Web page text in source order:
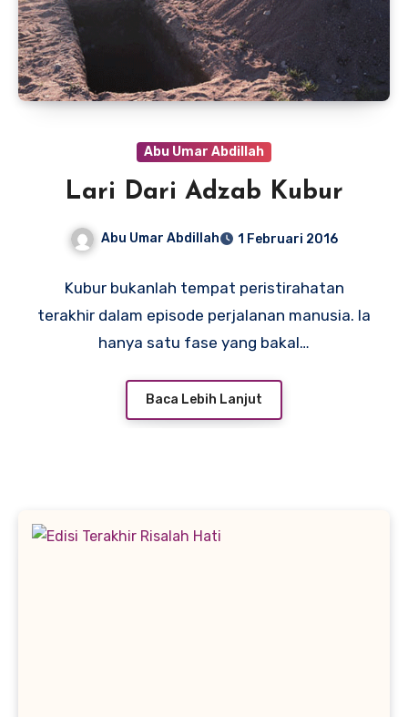
Abu Umar Abdillah
Lari Dari Adzab Kubur
Abu Umar Abdillah 1 Februari 2016
Kubur bukanlah tempat peristirahatan
terakhir dalam episode perjalanan manusia. Ia
hanya satu fase yang bakal…
Baca Lebih Lanjut